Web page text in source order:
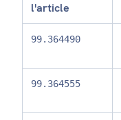
l'article
99.364490
99.364555